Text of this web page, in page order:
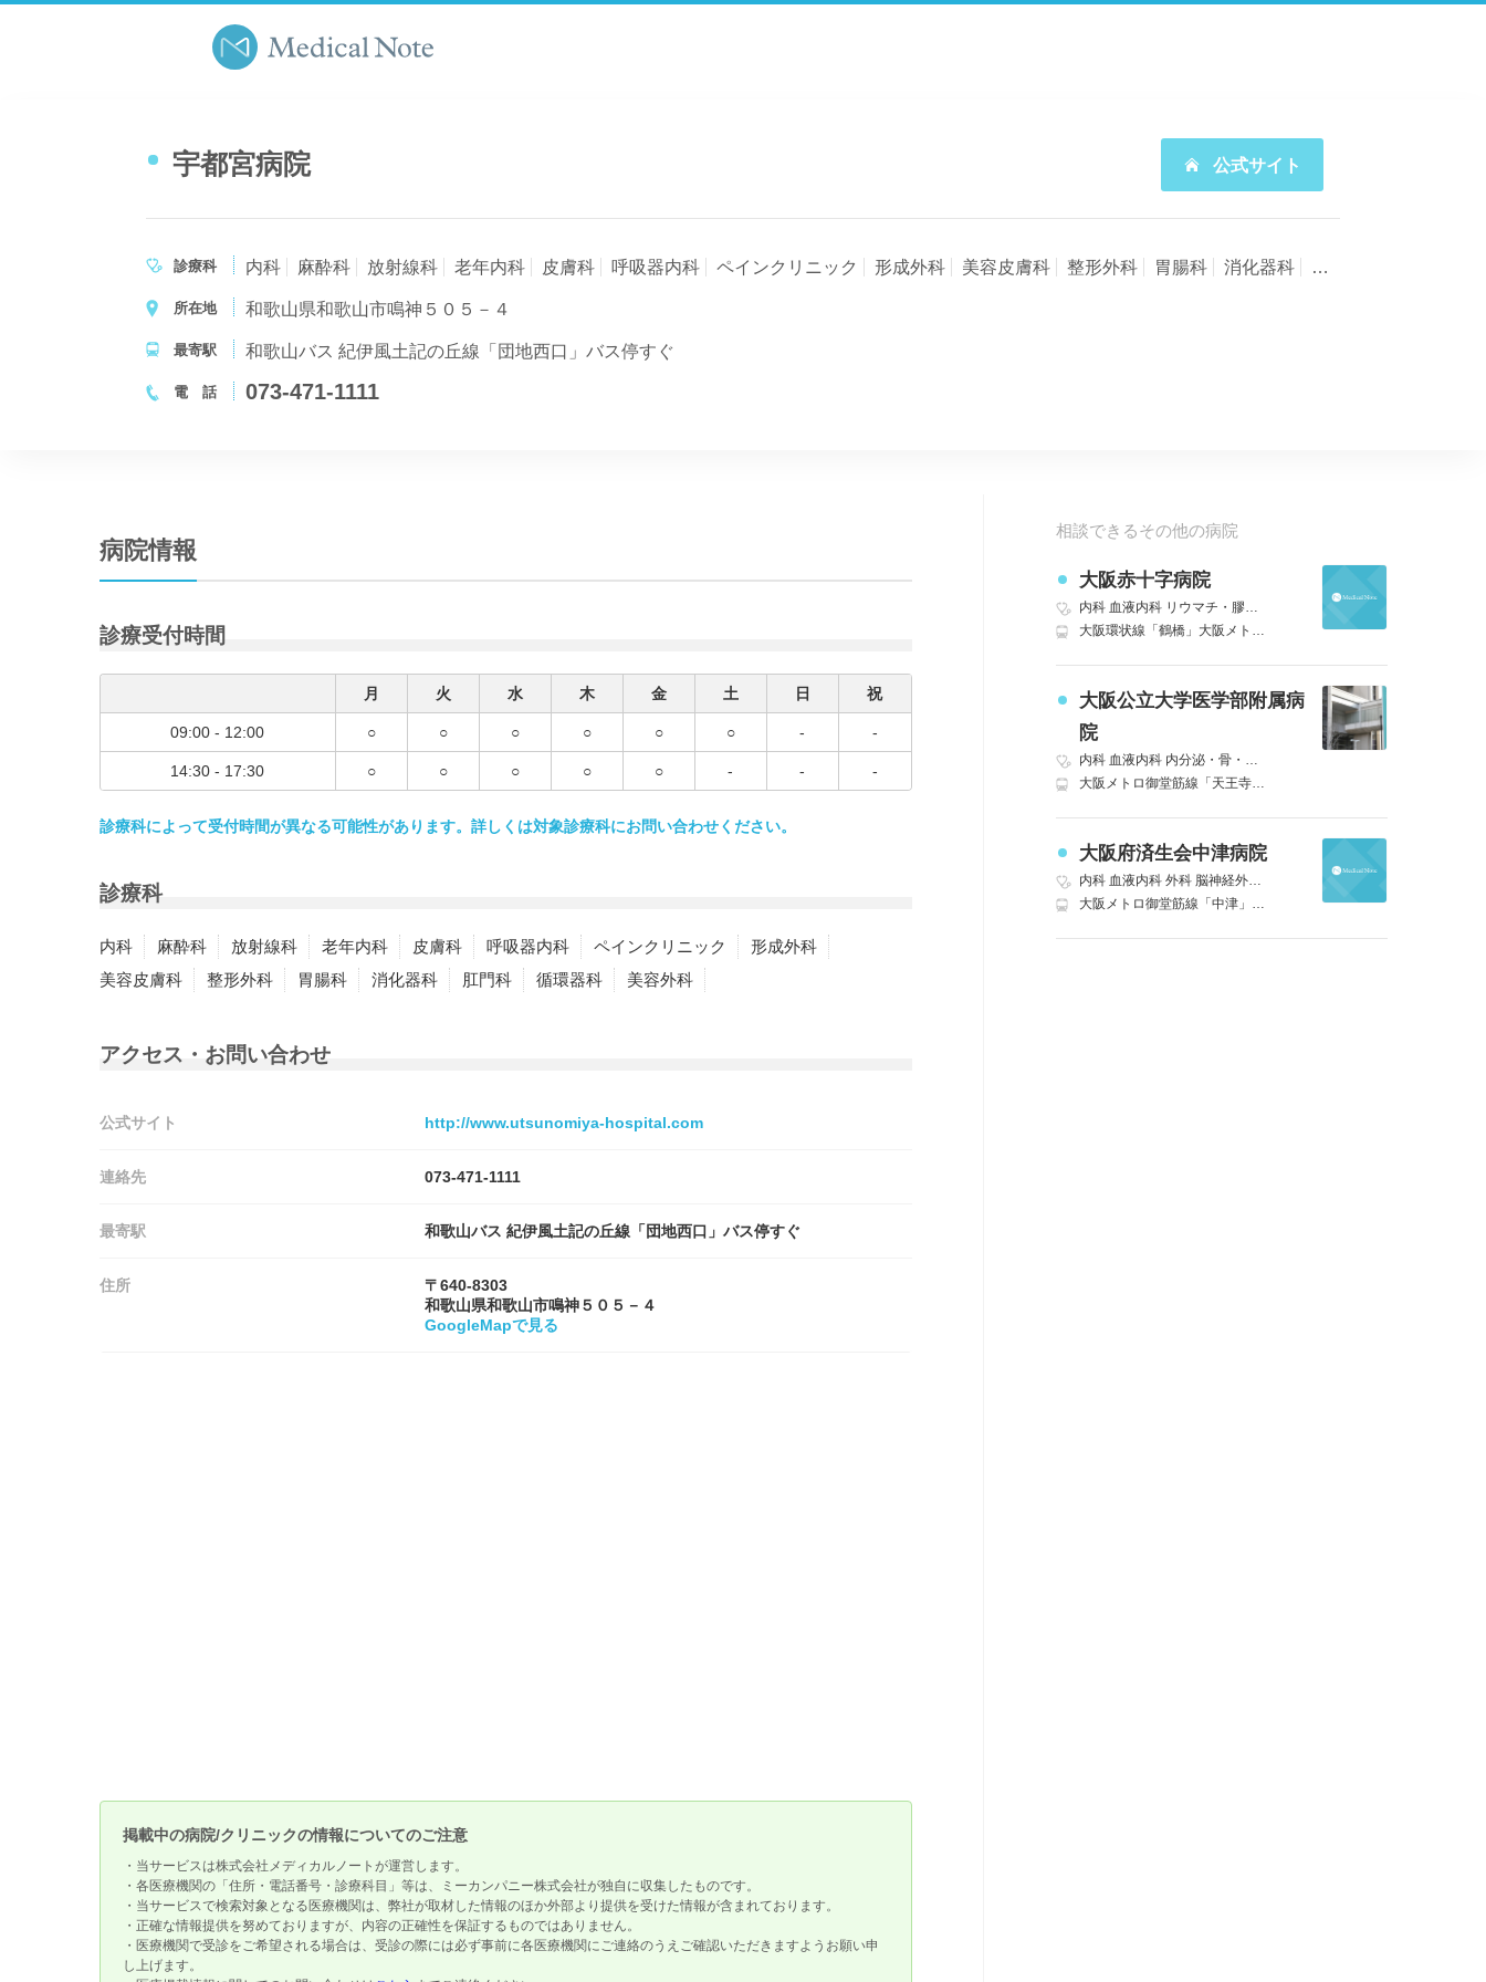
宇都宮病院 公式サイト
診療科 内科 麻酔科 放射線科 老年内科 皮膚科 呼吸器内科 ペインクリニック 形成外科 美容皮膚科 整形外科 胃腸科 消化器科 肛門科
所在地 和歌山県和歌山市鳴神５０５－４
最寄駅 和歌山バス 紀伊風土記の丘線「団地西口」バス停すぐ
電 話 073-471-1111
病院情報
診療受付時間
月 火 水 木 金 土 日 祝
09:00 - 12:00 ○ ○ ○ ○ ○ ○ - -
14:30 - 17:30 ○ ○ ○ ○ ○ - - -
診療科によって受付時間が異なる可能性があります。詳しくは対象診療科にお問い合わせください。
診療科
内科 麻酔科 放射線科 老年内科 皮膚科 呼吸器内科 ペインクリニック
形成外科
美容皮膚科
整形外科 胃腸科 消化器科 肛門科 循環器科 美容外科
アクセス・お問い合わせ
公式サイト http://www.utsunomiya-hospital.com
連絡先 073-471-1111
最寄駅 和歌山バス 紀伊風土記の丘線「団地西口」バス停すぐ
住所
〒640-8303
和歌山県和歌山市鳴神５０５－４
GoogleMapで見る
掲載中の病院/クリニックの情報についてのご注意
・当サービスは株式会社メディカルノートが運営します。
・各医療機関の「住所・電話番号・診療科目」等は、ミーカンパニー株式会社が独自に収集したものです。
・当サービスで検索対象となる医療機関は、弊社が取材した情報のほか外部より提供を受けた情報が含まれております。
・正確な情報提供を努めておりますが、内容の正確性を保証するものではありません。
・医療機関で受診をご希望される場合は、受診の際には必ず事前に各医療機関にご連絡のうえご確認いただきますようお願い申
し上げます。
相談できるその他の病院
大阪赤十字病院
内科 血液内科 リウマチ・膠原病内科 外科
大阪環状線「鶴橋」大阪メトロ千日前線、近畿日本鉄道大阪線も利用可能 徒歩7分｜近鉄大阪線「大阪上本町」 徒歩10分
大阪公立大学医学部附属病
院
内科 血液内科 内分泌・骨・リウマチ内科
大阪メトロ御堂筋線「天王寺」JR阪和線・大阪環状線・大和路線、大阪メトロ谷町線も利用可 徒歩3分
大阪府済生会中津病院
内科 血液内科 外科 脳神経外科 呼吸器外科
大阪メトロ御堂筋線「中津」4番出口 徒歩3分｜阪急神戸本線「大阪梅田」茶屋町出口 徒歩5分｜大阪メトロ御堂筋線「梅田」5番出口 徒歩7分